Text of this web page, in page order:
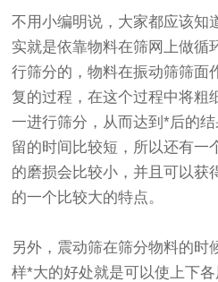
不用小编明说，大家都应该知
实就是依靠物料在筛网上做循
行筛分的，物料在振动筛筛面
复的过程，在这个过程中将粗
一进行筛分，从而达到*后的
留的时间比较短，所以还有一
的磨损会比较小，并且可以获
的一个比较大的特点。
另外， 震动筛在筛分物料的时
样*大的好处就是可以使上下